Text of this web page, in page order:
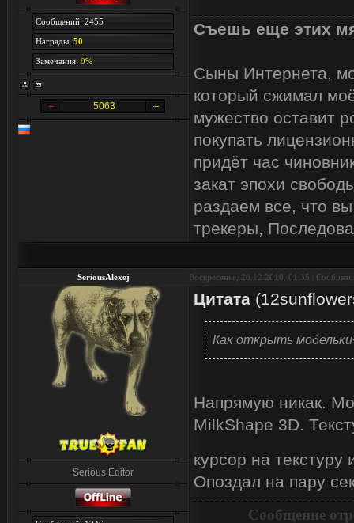
Сообщений: 2455
Награды: 50
Замечания: 0%
5063
Съешь еще этих
Сыны Интернета,
который сжимал
мужество оставит
покупать
придёт час
закат эпохи
раздаем все, что
трекеры,
SeriousAlexej Воскресенье, 26.12.2010, 01:35 |
Serious Editor
Цитата (
Как открыть
Напрямую никак.
MilkShape 3D.
курсор на
Опоздал на пару
Сообщение